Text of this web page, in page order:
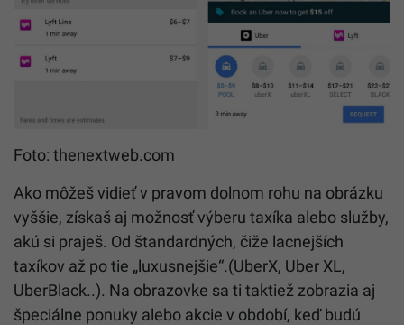
Foto: thenextweb.com
Ako môžeš vidieť v pravom dolnom rohu na obrázku
vyššie, získaš aj možnosť výberu taxíka alebo služby,
akú si praješ. Od štandardných, čiže lacnejších
taxíkov až po tie „luxusnejšie“.(UberX, Uber XL,
UberBlack..). Na obrazovke sa ti taktiež zobrazia aj
špeciálne ponuky alebo akcie v období, keď budú